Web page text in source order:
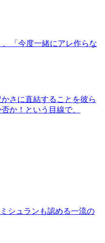
「今度一緒にアレ作らな
さに直結することを彼ら
か！という目線で、
シュランも認める一流の